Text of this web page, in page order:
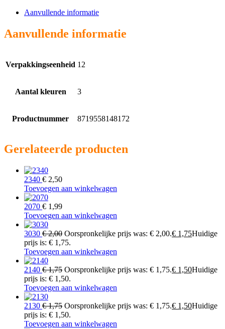
Aanvullende informatie
Aanvullende informatie
Verpakkingseenheid 12
Aantal kleuren 3
Productnummer 8719558148172
Gerelateerde producten
2340 € 2,50
Toevoegen aan winkelwagen
2070 € 1,99
Toevoegen aan winkelwagen
3030 €2,00 Oorspronkelijke prijs was: € 2,00.€ 1,75Huidige
prijs is: € 1,75.
Toevoegen aan winkelwagen
2140 €1,75 Oorspronkelijke prijs was: € 1,75.€ 1,50Huidige
prijs is: € 1,50.
Toevoegen aan winkelwagen
2130 €1,75 Oorspronkelijke prijs was: € 1,75.€ 1,50Huidige
prijs is: € 1,50.
Toevoegen aan winkelwagen